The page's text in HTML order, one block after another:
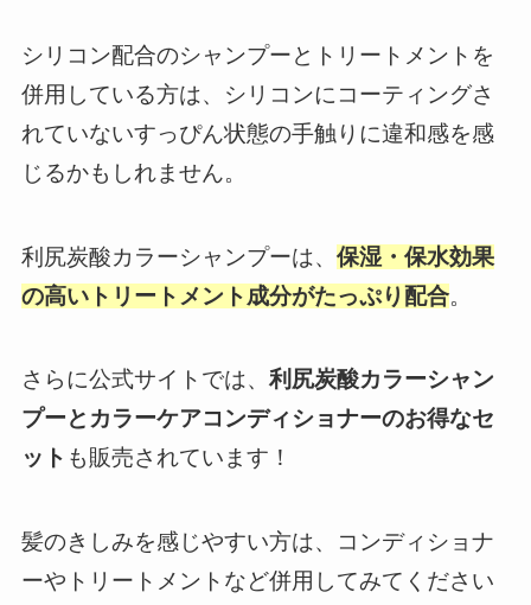
シリコン配合のシャンプーとトリートメントを
併用している方は、シリコンにコーティングさ
れていないすっぴん状態の手触りに違和感を感
じるかもしれません。
利尻炭酸カラーシャンプーは、 保湿・保水効果
の高いトリートメント成分がたっぷり配合。
さらに公式サイトでは、 利尻炭酸カラーシャン
プーとカラーケアコンディショナーのお得なセ
ット も販売されています！
髪のきしみを感じやすい方は、コンディショナ
ーやトリートメントなど併用してみてください